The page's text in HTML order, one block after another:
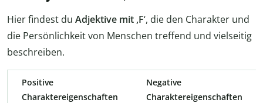
Hier findest du Adjektive mit ,F‘, die den Charakter und
die Persönlichkeit von Menschen treffend und vielseitig
beschreiben.
Positive
Charaktereigenschaften
Negative
Charaktereigenschaften